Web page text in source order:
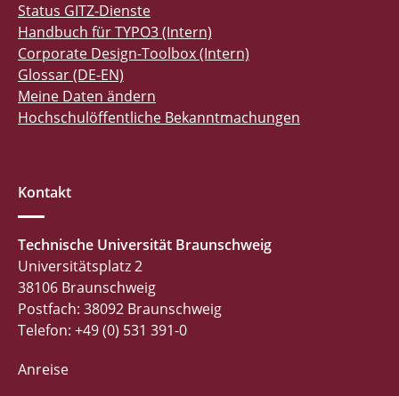
Status GITZ-Dienste
Handbuch für TYPO3 (Intern)
Corporate Design-Toolbox (Intern)
Glossar (DE-EN)
Meine Daten ändern
Hochschulöffentliche Bekanntmachungen
Kontakt
Technische Universität Braunschweig
Universitätsplatz 2
38106 Braunschweig
Postfach: 38092 Braunschweig
Telefon: +49 (0) 531 391-0
Anreise